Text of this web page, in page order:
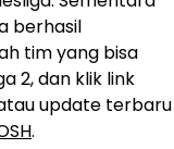
berhasil
tim yang bisa
2, dan klik link
update terbaru
.